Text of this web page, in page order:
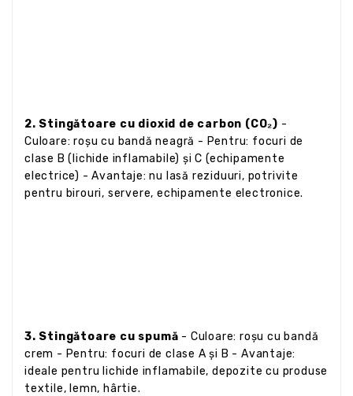
2. Stingătoare cu dioxid de carbon (CO₂) -
Culoare: roșu cu bandă neagră - Pentru: focuri de
clase B (lichide inflamabile) și C (echipamente
electrice) - Avantaje: nu lasă reziduuri, potrivite
pentru birouri, servere, echipamente electronice.
3. Stingătoare cu spumă - Culoare: roșu cu bandă
crem - Pentru: focuri de clase A și B - Avantaje:
ideale pentru lichide inflamabile, depozite cu produse
textile, lemn, hârtie.